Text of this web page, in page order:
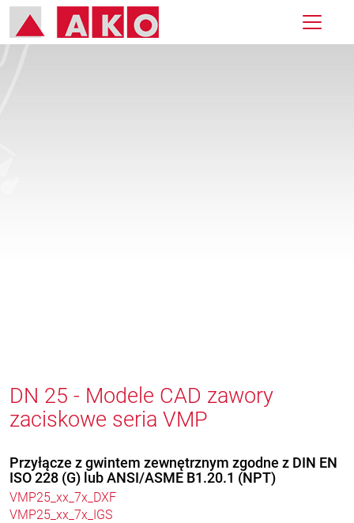
DN 25 - Modele CAD zawory
zaciskowe seria VMP
Przyłącze z gwintem zewnętrznym zgodne z DIN EN
ISO 228 (G) lub ANSI/ASME B1.20.1 (NPT)
VMP25_xx_7x_DXF
VMP25_xx_7x_IGS